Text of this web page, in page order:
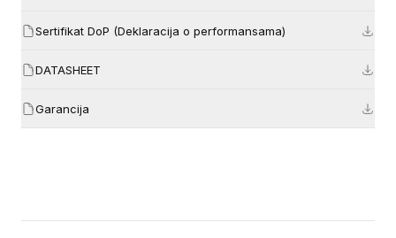
Sertifikat DoP (Deklaracija o performansama)
DATASHEET
Garancija